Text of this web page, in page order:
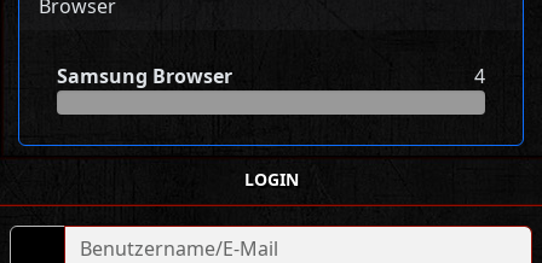
Browser
Samsung Browser 4
LOGIN